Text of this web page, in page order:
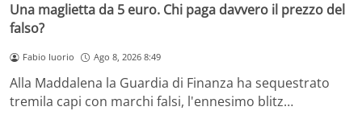
Una maglietta da 5 euro. Chi paga davvero il prezzo del
falso?
Fabio Iuorio Ago 8, 2026 8:49
Alla Maddalena la Guardia di Finanza ha sequestrato
tremila capi con marchi falsi, l'ennesimo blitz…